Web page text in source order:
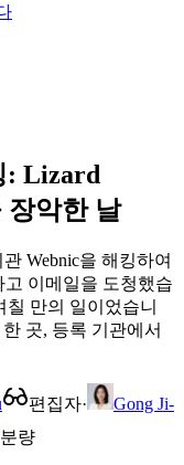
: Lizard
장악한 날
Webnic을 해킹하여
고 이메일을 도청했습
칠 만의 일이었습니
곳, 등록 기관에서
편집자·
Gong Ji-
량